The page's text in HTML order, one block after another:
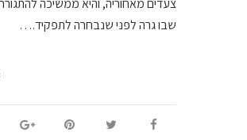
צעדים מאחוריה, והיא ממשיכה
שבו גרה לפני שנבחרה לתפקיד.…